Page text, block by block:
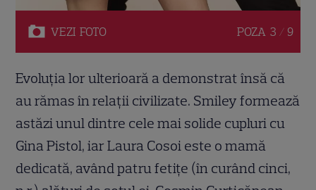
VEZI FOTO POZA 3 / 9
Evoluția lor ulterioară a demonstrat însă că
au rămas în relații civilizate. Smiley formează
astăzi unul dintre cele mai solide cupluri cu
Gina Pistol, iar Laura Cosoi este o mamă
dedicată, având patru fetițe (în curând cinci,